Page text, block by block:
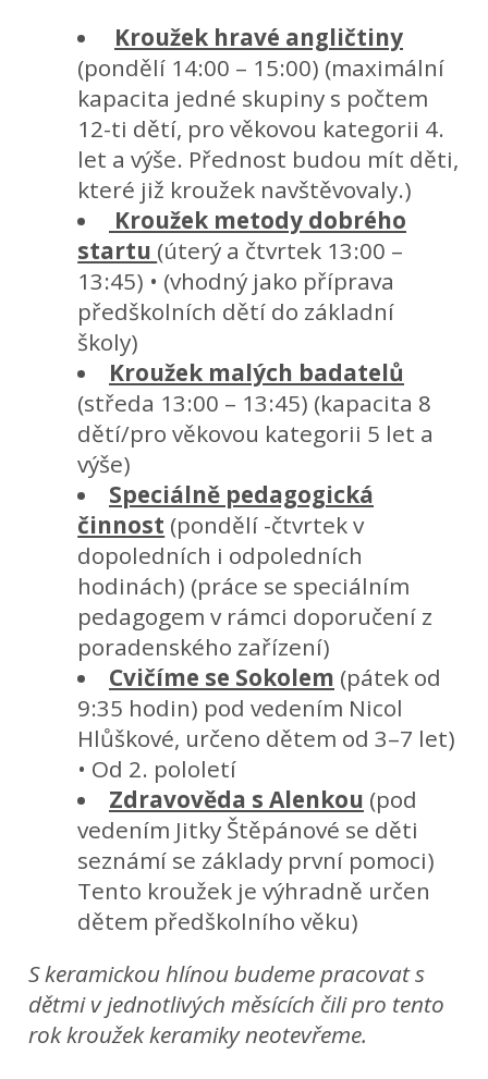
Kroužek hravé angličtiny
(pondělí 14:00 – 15:00) (maximální
kapacita jedné skupiny s počtem
12-ti dětí, pro věkovou kategorii 4.
let a výše. Přednost budou mít děti,
které již kroužek navštěvovaly.)
Kroužek metody dobrého
startu (úterý a čtvrtek 13:00 –
13:45) • (vhodný jako příprava
předškolních dětí do základní
školy)
Kroužek malých badatelů
(středa 13:00 – 13:45) (kapacita 8
dětí/pro věkovou kategorii 5 let a
výše)
Speciálně pedagogická
činnost (pondělí -čtvrtek v
dopoledních i odpoledních
hodinách) (práce se speciálním
pedagogem v rámci doporučení z
poradenského zařízení)
Cvičíme se Sokolem (pátek od
9:35 hodin) pod vedením Nicol
Hlůškové, určeno dětem od 3–7 let)
• Od 2. pololetí
Zdravověda s Alenkou (pod
vedením Jitky Štěpánové se děti
seznámí se základy první pomoci)
Tento kroužek je výhradně určen
dětem předškolního věku)
S keramickou hlínou budeme pracovat s
dětmi v jednotlivých měsících čili pro tento
rok kroužek keramiky neotevřeme.